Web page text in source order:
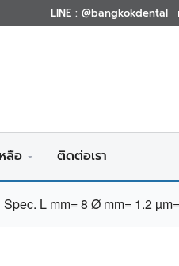
LINE : @bangkokdental
ลือ ติดต่อเรา
L mm= 8 Ø mm= 1.2